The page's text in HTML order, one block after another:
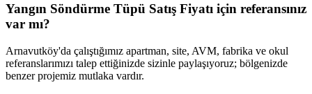
Yangın Söndürme Tüpü Satış Fiyatı için referansınız
var mı?
Arnavutköy'da çalıştığımız apartman, site, AVM, fabrika ve okul
referanslarımızı talep ettiğinizde sizinle paylaşıyoruz; bölgenizde
benzer projemiz mutlaka vardır.